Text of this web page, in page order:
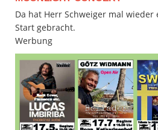
Da hat Herr Schweiger mal wieder
Start gebracht.
Werbung